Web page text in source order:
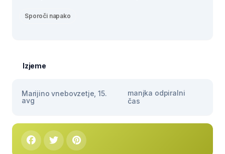
Sporoči napako
Izjeme
Marijino vnebovzetje, 15.
avg
manjka odpiralni
čas